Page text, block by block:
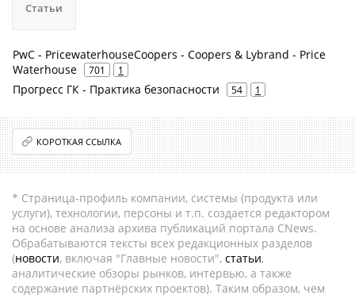
Статьи
PwC - PricewaterhouseCoopers - Coopers & Lybrand - Price
Waterhouse
701 1
Прогресс ГК - Практика безопасности 54 1
КОРОТКАЯ ССЫЛКА
* Страница-профиль компании, системы (продукта или
услуги), технологии, персоны и т.п. создается редактором
на основе анализа архива публикаций портала CNews.
Обрабатываются тексты всех редакционных разделов
(новости, включая "Главные новости", статьи,
аналитические обзоры рынков, интервью, а также
содержание партнёрских проектов). Таким образом, чем